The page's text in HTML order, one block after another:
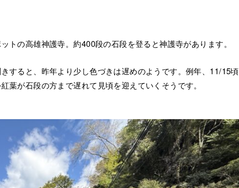
トの高雄神護寺。約400段の石段を登ると神護寺があります。
すると、昨年より少し色づきは遅めのようです。例年、11/15頃
葉が石段の方まで遅れて見頃を迎えていくそうです。